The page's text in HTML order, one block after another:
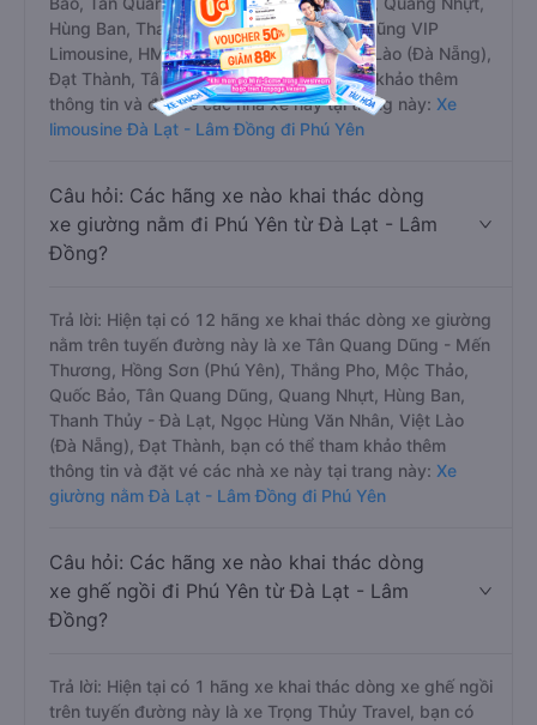
Hùng Ban, Thanh Thủy - Đà Lạt, Quang Dũng VIP
Limousine, HM Happycar, Xuân Hải, Việt Lào (Đà Nẵng),
Đạt Thành, Tân Kim Chi, bạn có thể tham khảo thêm
thông tin và đặt vé các nhà xe này tại trang này: Xe
limousine Đà Lạt - Lâm Đồng đi Phú Yên
Câu hỏi: Các hãng xe nào khai thác dòng
xe giường nằm đi Phú Yên từ Đà Lạt - Lâm
Đồng?
Trả lời: Hiện tại có 12 hãng xe khai thác dòng xe giường
nằm trên tuyến đường này là xe Tân Quang Dũng - Mến
Thương, Hồng Sơn (Phú Yên), Thắng Pho, Mộc Thảo,
Quốc Bảo, Tân Quang Dũng, Quang Nhựt, Hùng Ban,
Thanh Thủy - Đà Lạt, Ngọc Hùng Văn Nhân, Việt Lào
(Đà Nẵng), Đạt Thành, bạn có thể tham khảo thêm
thông tin và đặt vé các nhà xe này tại trang này: Xe
giường nằm Đà Lạt - Lâm Đồng đi Phú Yên
Câu hỏi: Các hãng xe nào khai thác dòng
xe ghế ngồi đi Phú Yên từ Đà Lạt - Lâm
Đồng?
Trả lời: Hiện tại có 1 hãng xe khai thác dòng xe ghế ngồi
trên tuyến đường này là xe Trọng Thủy Travel, bạn có